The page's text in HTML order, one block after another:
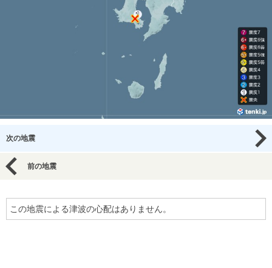
次の地震
前の地震
この地震による津波の心配はありません。